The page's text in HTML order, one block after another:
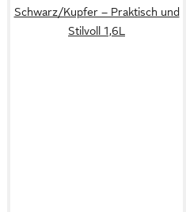
Schwarz/Kupfer – Praktisch und
Stilvoll 1,6L